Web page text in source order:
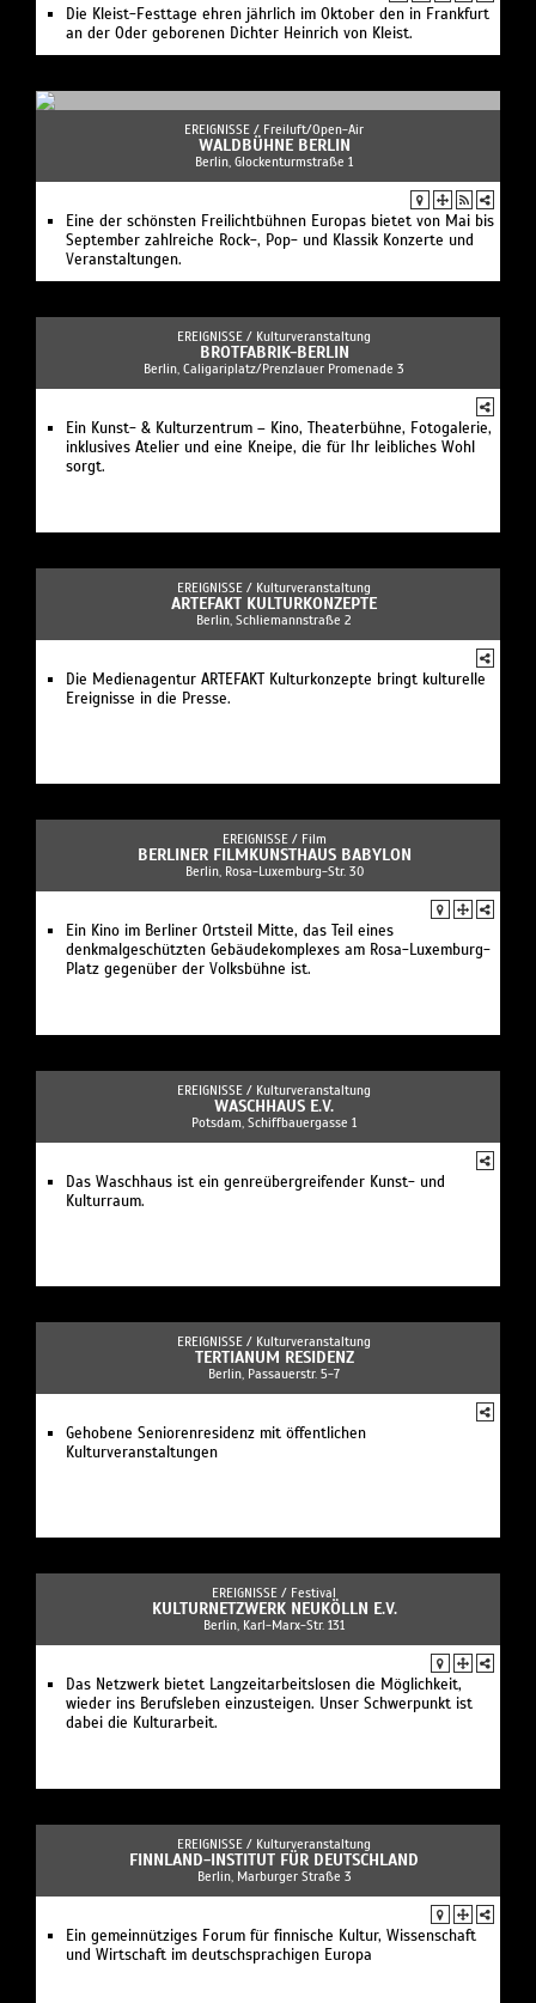
Die Kleist-Festtage ehren jährlich im Oktober den in Frankfurt
an der Oder geborenen Dichter Heinrich von Kleist.
EREIGNISSE / Freiluft/Open-Air
WALDBÜHNE BERLIN
Berlin, Glockenturmstraße 1
Eine der schönsten Freilichtbühnen Europas bietet von Mai bis
September zahlreiche Rock-, Pop- und Klassik Konzerte und
Veranstaltungen.
EREIGNISSE / Kulturveranstaltung
BROTFABRIK-BERLIN
Berlin, Caligariplatz/Prenzlauer Promenade 3
Ein Kunst- & Kulturzentrum – Kino, Theaterbühne, Fotogalerie,
inklusives Atelier und eine Kneipe, die für Ihr leibliches Wohl
sorgt.
EREIGNISSE / Kulturveranstaltung
ARTEFAKT KULTURKONZEPTE
Berlin, Schliemannstraße 2
Die Medienagentur ARTEFAKT Kulturkonzepte bringt kulturelle
Ereignisse in die Presse.
EREIGNISSE / Film
BERLINER FILMKUNSTHAUS BABYLON
Berlin, Rosa-Luxemburg-Str. 30
Ein Kino im Berliner Ortsteil Mitte, das Teil eines
denkmalgeschützten Gebäudekomplexes am Rosa-Luxemburg-
Platz gegenüber der Volksbühne ist.
EREIGNISSE / Kulturveranstaltung
WASCHHAUS E.V.
Potsdam, Schiffbauergasse 1
Das Waschhaus ist ein genreübergreifender Kunst- und
Kulturraum.
EREIGNISSE / Kulturveranstaltung
TERTIANUM RESIDENZ
Berlin, Passauerstr. 5-7
Gehobene Seniorenresidenz mit öffentlichen
Kulturveranstaltungen
EREIGNISSE / Festival
KULTURNETZWERK NEUKÖLLN E.V.
Berlin, Karl-Marx-Str. 131
Das Netzwerk bietet Langzeitarbeitslosen die Möglichkeit,
wieder ins Berufsleben einzusteigen. Unser Schwerpunkt ist
dabei die Kulturarbeit.
EREIGNISSE / Kulturveranstaltung
FINNLAND-INSTITUT FÜR DEUTSCHLAND
Berlin, Marburger Straße 3
Ein gemeinnütziges Forum für finnische Kultur, Wissenschaft
und Wirtschaft im deutschsprachigen Europa